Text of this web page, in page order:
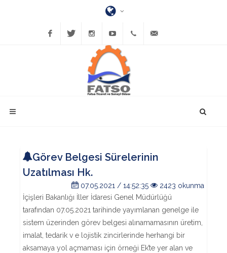
InstagramYouTube(452)
423-
Görev Belgesi Sürelerinin
Uzatılması Hk.
07.05.2021 / 14:52:35
2423 okunma
İçişleri Bakanlığı İller İdaresi Genel Müdürlüğü
tarafından 07.05.2021 tarihinde yayımlanan genelge ile
sistem üzerinden görev belgesi alınamamasının üretim,
imalat, tedarik v e lojistik zincirlerinde herhangi bir
aksamaya yol açmaması için örneği Ek’te yer alan ve